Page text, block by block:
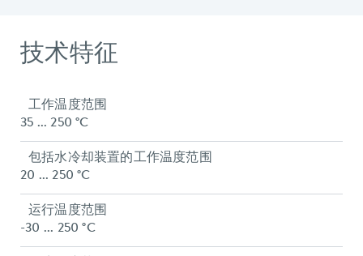
技术特征
工作温度范围
35 ... 250 °C
包括水冷却装置的工作温度范围
20 ... 250 °C
运行温度范围
-30 ... 250 °C